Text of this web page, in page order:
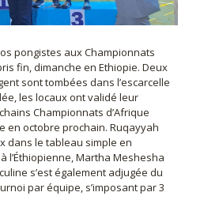
pongistes aux Championnats
fin, dimanche en Ethiopie. Deux
sont tombées dans l’escarcelle
les locaux ont validé leur
Championnats d’Afrique
en octobre prochain. Ruqayyah
dans le tableau simple en
l’Éthiopienne, Martha Meshesha
s’est également adjugée du
par équipe, s’imposant par 3